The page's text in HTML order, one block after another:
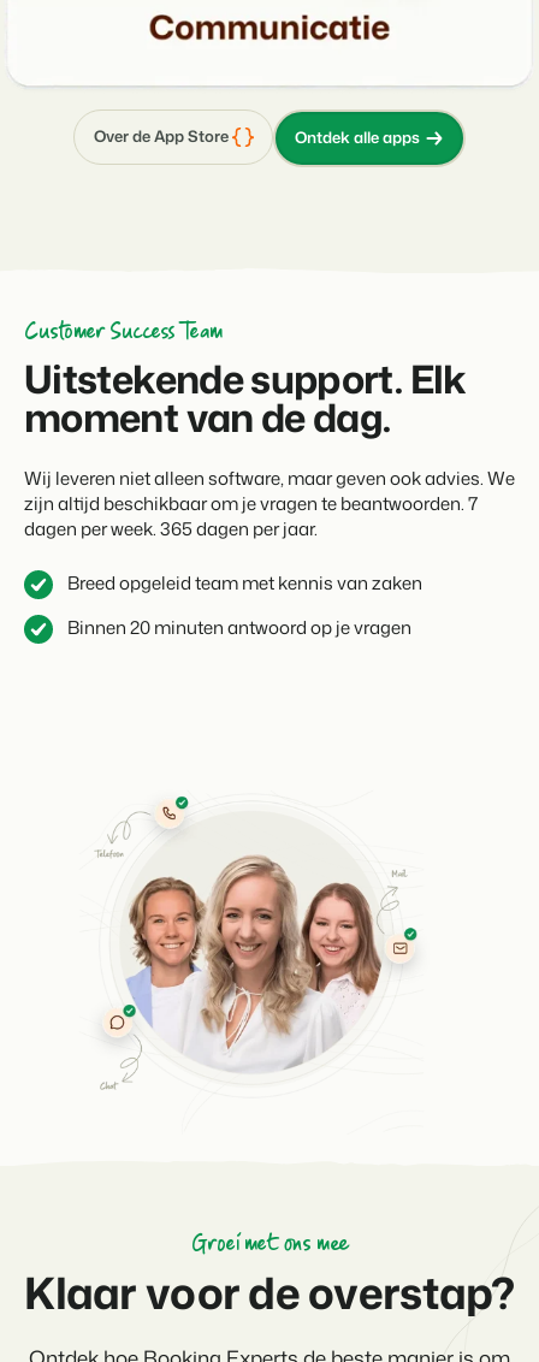
Ontdek alle apps
Over de App Store
Customer Success Team
Uitstekende support. Elk
moment van de dag.
Wij leveren niet alleen software, maar geven ook advies. We
zijn altijd beschikbaar om je vragen te beantwoorden. 7
dagen per week. 365 dagen per jaar.
Breed opgeleid team met kennis van zaken
Binnen 20 minuten antwoord op je vragen
Groei met ons mee
Klaar voor de overstap?